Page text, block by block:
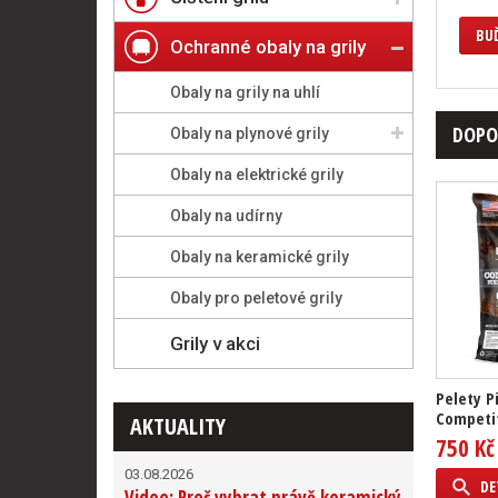
Pelety
750 Kč
Ochranné obaly na grily
Obaly na grily na uhlí
Obaly na plynové grily
Obaly na elektrické grily
Obaly na udírny
Obaly na keramické grily
Obaly pro peletové grily
Grily v akci
AKTUALITY
03.08.2026